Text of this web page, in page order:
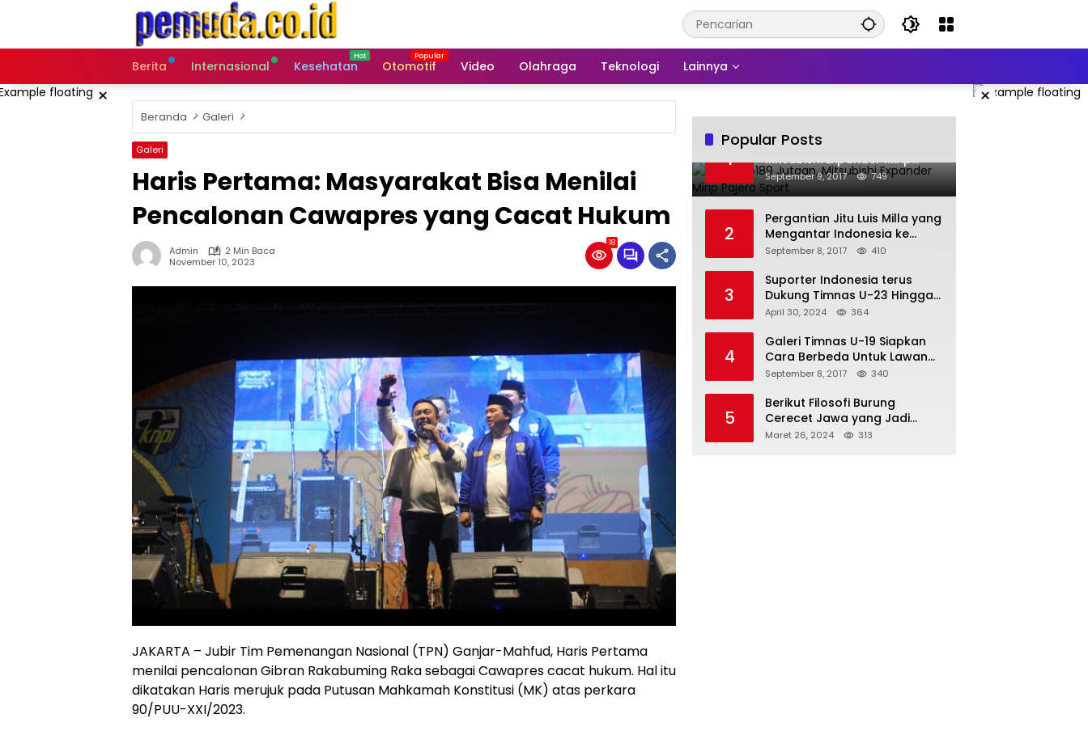
Berita
Internasional Kesehatan Otomotif Video Olahraga Teknologi Lainnya
× ×
Beranda Galeri
Galeri
Haris Pertama: Masyarakat Bisa Menilai
Pencalonan Cawapres yang Cacat Hukum
Admin
2 Min Baca
November 10, 2023
18
JAKARTA – Jubir Tim Pemenangan Nasional (TPN) Ganjar-Mahfud, Haris Pertama
menilai pencalonan Gibran Rakabuming Raka sebagai Cawapres cacat hukum. Hal itu
dikatakan Haris merujuk pada Putusan Mahkamah Konstitusi (MK) atas perkara
90/PUU-XXI/2023.
Popular Posts
1
Harga Rp189 Jutaan,
Mitsubishi Expander Mirip
Pajero Sport
September 9, 2017 749
2
Pergantian Jitu Luis Milla yang
Mengantar Indonesia ke
Semifinal
September 8, 2017 410
3
Suporter Indonesia terus
Dukung Timnas U-23 Hingga
Tembus Olimpiade Paris
April 30, 2024 364
4
Galeri Timnas U-19 Siapkan
Cara Berbeda Untuk Lawan
Vietnam
September 8, 2017 340
5
Berikut Filosofi Burung
Cerecet Jawa yang Jadi
Maskot PBSI Sumedang
Maret 26, 2024 313